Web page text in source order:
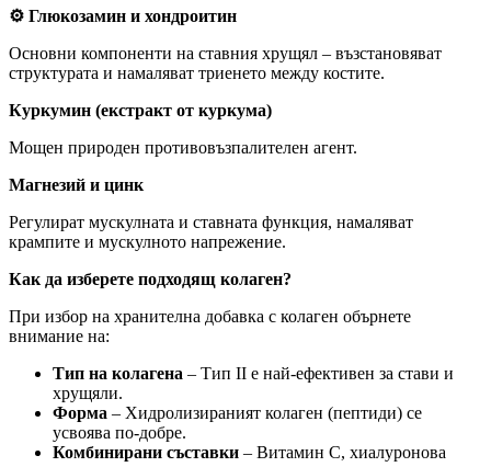
⚙️ Глюкозамин и хондроитин
Основни компоненти на ставния хрущял – възстановяват
структурата и намаляват триенето между костите.
Куркумин (екстракт от куркума)
Мощен природен противовъзпалителен агент.
Магнезий и цинк
Регулират мускулната и ставната функция, намаляват
крампите и мускулното напрежение.
Как да изберете подходящ колаген?
При избор на хранителна добавка с колаген обърнете
внимание на:
Тип на колагена – Тип II е най-ефективен за стави и
хрущяли.
Форма – Хидролизираният колаген (пептиди) се
усвоява по-добре.
Комбинирани съставки – Витамин C, хиалуронова